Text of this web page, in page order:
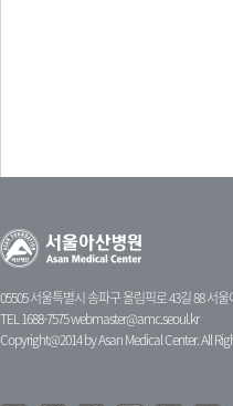
05505 서울특별시 송파구 올림픽로 43길 88 서
TEL 1688-7575webmaster@amc.seoul.kr
Copyright@2014 by Asan Medical Center. All